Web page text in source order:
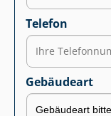
Telefon
Gebäudeart